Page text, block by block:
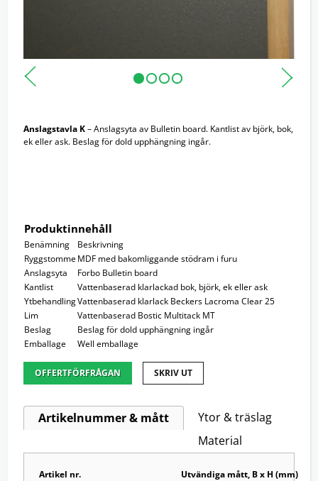
Anslagstavla K – Anslagsyta av Bulletin board. Kantlist av björk, bok,
ek eller ask. Beslag för dold upphängning ingår.
Produktinnehåll
Benämning
Beskrivning
Ryggstomme MDF med bakomliggande stödram i furu
Anslagsyta
Forbo Bulletin board
Kantlist
Vattenbaserad klarlackad bok, björk, ek eller ask
YtbehandlingVattenbaserad klarlack Beckers Lacroma Clear 25
Lim
Vattenbaserad Bostic Multitack MT
Beslag
Beslag för dold upphängning ingår
Emballage
Well emballage
OFFERTFÖRFRÅGAN SKRIV UT
Artikelnummer & mått
Ytor & träslag
Material
Artikel nr.
Utvändiga mått, B x H (mm)